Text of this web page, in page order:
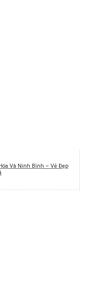
Và Ninh Bình – Vẻ Đẹp